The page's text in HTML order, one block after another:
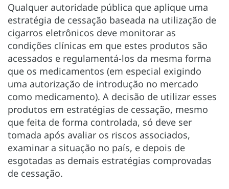
Qualquer autoridade pública que aplique uma
estratégia de cessação baseada na utilização de
cigarros eletrônicos deve monitorar as
condições clínicas em que estes produtos são
acessados e regulamentá-los da mesma forma
que os medicamentos (em especial exigindo
uma autorização de introdução no mercado
como medicamento). A decisão de utilizar esses
produtos em estratégias de cessação, mesmo
que feita de forma controlada, só deve ser
tomada após avaliar os riscos associados,
examinar a situação no país, e depois de
esgotadas as demais estratégias comprovadas
de cessação.